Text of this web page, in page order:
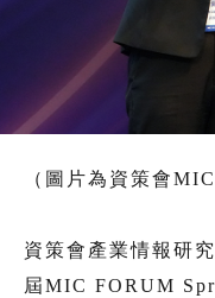
（圖片為資策會
資策會產業情報研
屆MIC FORUM